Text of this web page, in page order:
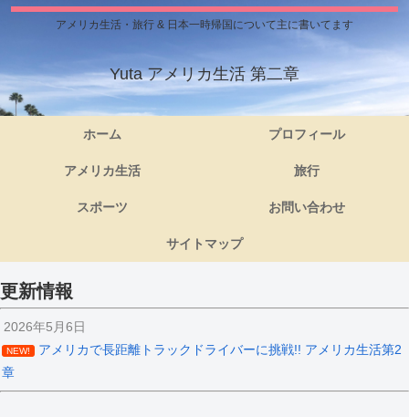
アメリカ生活・旅行 & 日本一時帰国について主に書いてます
Yuta アメリカ生活 第二章
ホーム プロフィール
アメリカ生活 旅行
スポーツ お問い合わせ
サイトマップ
更新情報
2026年5月6日
NEW!
アメリカで長距離トラックドライバーに挑戦!! アメリカ生活第2
章